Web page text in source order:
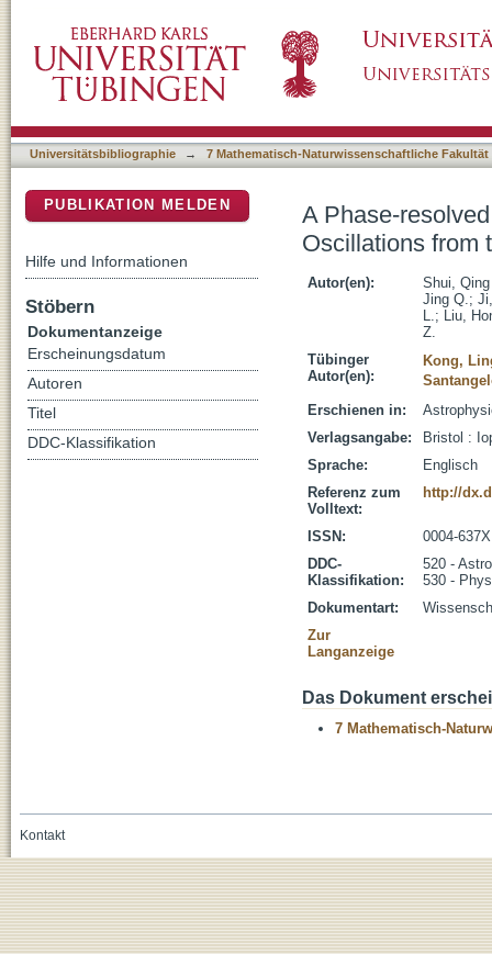
Binary MAXI J1820+070
Universitätsbibliographie → 7 Mathematisch-Naturwissenschaftliche Fakultät
A Phase-
Oscillations from
Autor(en):
Shui,
Jing Q.;
L.; Liu,
Z.
Tübinger
Autor(en):
Kong,
Erschienen in:
Verlagsangabe:
Bristol :
Sprache:
Englisch
Referenz zum
Volltext:
http://
ISSN:
0004-637X
DDC-
Klassifikation:
520 -
530 -
Dokumentart:
Zur
Langanzeige
Das Dokument
7 Mathematisch-
PUBLIKATION MELDEN
Hilfe und Informationen
Stöbern
Dokumentanzeige
Erscheinungsdatum
Autoren
Titel
DDC-Klassifikation
Kontakt